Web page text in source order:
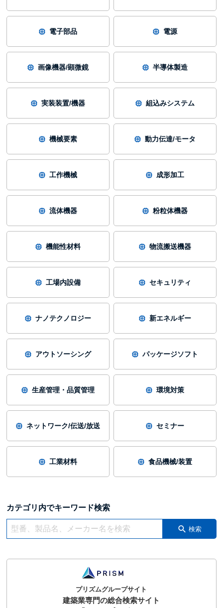
電子部品 電源
画像機器/顕微鏡 半導体製造
実装装置/機器 組込みシステム
機械要素 動力伝達/モータ
工作機械 成形加工
流体機器 粉粒体機器
機能性材料 物流搬送機器
工場内設備 セキュリティ
ナノテクノロジー 新エネルギー
アウトソーシング パッケージソフト
生産管理・品質管理 環境対策
ネットワーク/伝送/放送 セミナー
工業材料 食品機械/装置
カテゴリ内でキーワード検索
検索
プリズムグループサイト
建築業専門の総合検索サイト